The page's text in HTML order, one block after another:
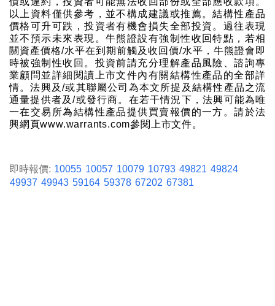
以上資料僅供參考，並不構成建議或推薦。結構性產品
價格可升可跌，投資者有機會損失全部投資。過往表現
並不預示未來表現。牛熊證設有強制性收回特點，若相
關資產價格/水平在到期前觸及收回價/水平，牛熊證會即
時被強制性收回。投資前請充分理解產品風險、諮詢專
業顧問並詳細閱讀上市文件內有關結構性產品的全部詳
情。法興及/或其聯屬公司為本文所提及結構性產品之流
通量提供者及/或發行商。在若干情況下，法興可能為唯
一在交易所為結構性產品提供買賣報價的一方。請於法
興網頁www.warrants.com參閱上市文件。
即時報價: 10055 10057 10079 10793 49821 49824
49937 49943 59164 59378 67202 67381